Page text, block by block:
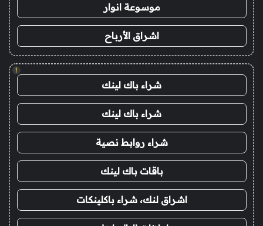
موسوعة انوار
اشراق الأرباح
!
شراء باك لينك
شراء باك لينك
شراء روابط نصية
باقات باك لينك
اشراق لنك، شراء باكلينكات